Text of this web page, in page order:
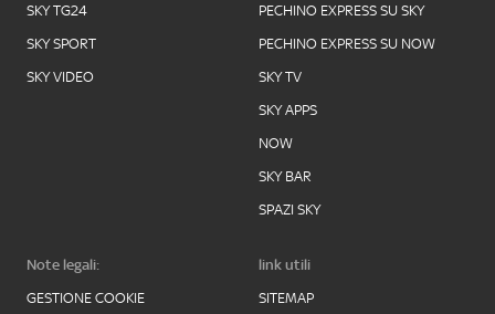
SKY TG24
SKY SPORT
SKY VIDEO
PECHINO EXPRESS SU SKY
PECHINO EXPRESS SU NOW
SKY TV
SKY APPS
NOW
SKY BAR
SPAZI SKY
Note legali:
GESTIONE COOKIE
link utili
SITEMAP